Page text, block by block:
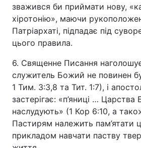
зважився би приймати нову,
хіротонію», маючи
Патріархаті, підпадає під
цього правила.
6. Священне Писання
служитель Божий не повинен
1 Тим. 3:3,8 та Тит. 1:7), і
застерігає: «п’яниці …
наслудують» (1 Кор 6:10, а
Пастирям належить пам’ятати
прикладом навчати паству